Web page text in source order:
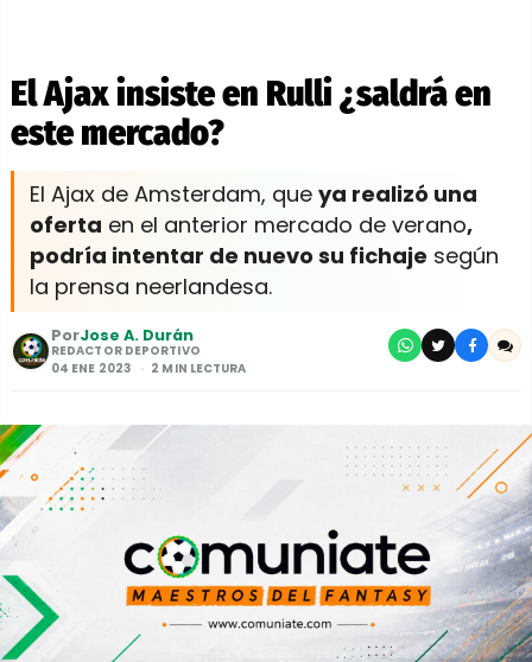
El Ajax insiste en Rulli ¿saldrá en
este mercado?
El Ajax de Amsterdam, que ya realizó una
oferta en el anterior mercado de verano,
podría intentar de nuevo su fichaje según
la prensa neerlandesa.
PorJose A. Durán
REDACTOR DEPORTIVO
04 ENE 2023
2 MIN LECTURA